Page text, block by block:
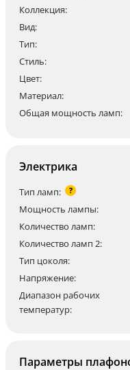
Коллекция:
Вид:
Тип:
Стиль:
Цвет:
Материал:
Общая мощность ламп:
Электрика
Тип ламп: ?
Мощность лампы:
Количество ламп:
Количество ламп 2:
Тип цоколя:
Напряжение:
Диапазон рабочих
температур:
Параметры